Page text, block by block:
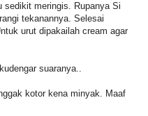
sedikit meringis. Rupanya Si
tekanannya. Selesai
urut dipakailah cream agar
suaranya..
kotor kena minyak. Maaf